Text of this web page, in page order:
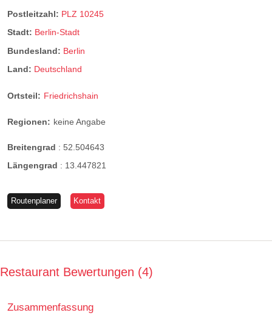
Postleitzahl: PLZ 10245
Stadt: Berlin-Stadt
Bundesland: Berlin
Land: Deutschland
Ortsteil: Friedrichshain
Regionen: keine Angabe
Breitengrad : 52.504643
Längengrad : 13.447821
Routenplaner Kontakt
Restaurant Bewertungen 4
Zusammenfassung